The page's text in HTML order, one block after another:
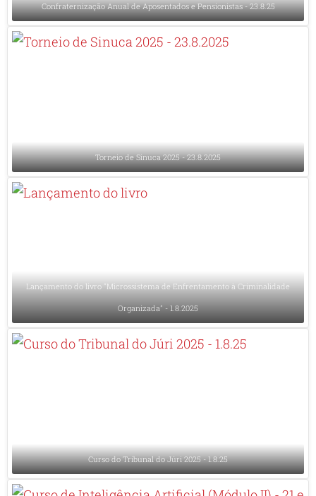
Confraternização Anual de Aposentados e Pensionistas - 23.8.25
Torneio de Sinuca 2025 - 23.8.2025
Lançamento do livro "Microssistema de Enfrentamento à Criminalidade
Organizada" - 1.8.2025
Curso do Tribunal do Júri 2025 - 1.8.25